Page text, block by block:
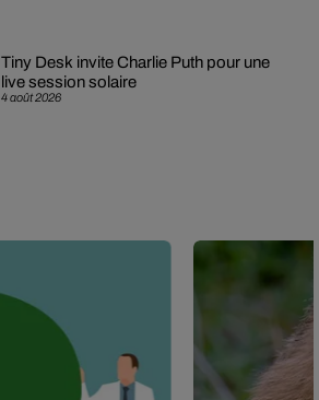
4 août 2026
Tiny Desk invite Charlie Puth pour une
live session solaire